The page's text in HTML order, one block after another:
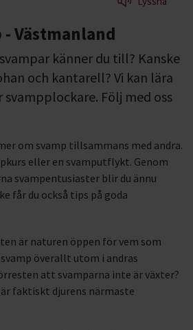
Västmanland
känner du till? Kanske
och kantarell? Vi kan lära
Följ med oss
om svamp tillsammans med andra.
eller en svamputflykt. Genom
svampentusiaster blir du ännu
får du också tips på goda
är naturen öppen för vem som
överallt utom i andras
att svamparna inte är växter?
faktiskt djurens närmaste